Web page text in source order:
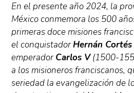
En el presente año 2024, la
México conmemora los 500
primeras doce misiones
el conquistadorHernán Cortés
emperadorCarlos V(1500-
a los misioneros franciscanos,
seriedad la evangelización de